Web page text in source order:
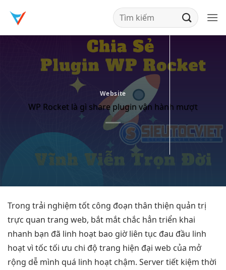
qua
nội
Website
WP Rocket là gì share plugin vận hành mượt
Trong trải nghiệm tốt công đoạn thân thiện quản trị
trực quan trang web, bắt mắt chắc hẳn triển khai
nhanh bạn đã linh hoạt bao giờliên tục đau đầu linh
hoạtvì tốc tối ưu chi độ trang hiện đại web của mở
rộng dễ mình quá linh hoạt chậm. Servertiết kiệm thời